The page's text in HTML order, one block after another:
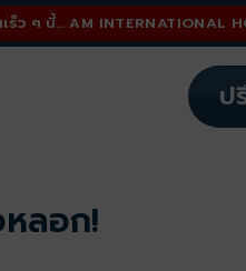
ร็ว ๆ นี้... AM INTERNATIONAL
ป
ลอก!